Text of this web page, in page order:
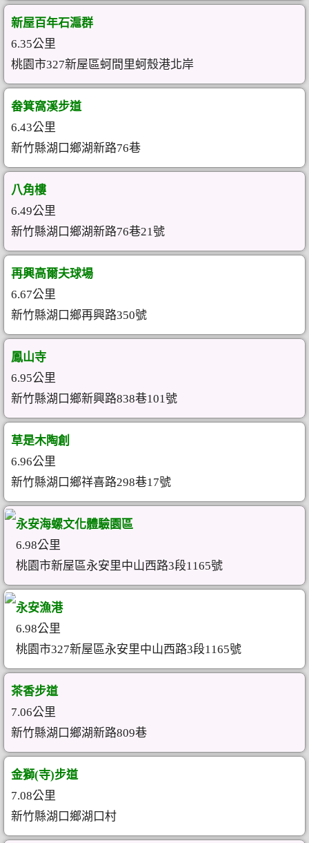
新屋百年石滬群
6.35公里
桃園市327新屋區蚵間里蚵殼港北岸
畚箕窩溪步道
6.43公里
新竹縣湖口鄉湖新路76巷
八角樓
6.49公里
新竹縣湖口鄉湖新路76巷21號
再興高爾夫球場
6.67公里
新竹縣湖口鄉再興路350號
鳳山寺
6.95公里
新竹縣湖口鄉新興路838巷101號
草是木陶創
6.96公里
新竹縣湖口鄉祥喜路298巷17號
永安海螺文化體驗園區
6.98公里
桃園市新屋區永安里中山西路3段1165號
永安漁港
6.98公里
桃園市327新屋區永安里中山西路3段1165號
茶香步道
7.06公里
新竹縣湖口鄉湖新路809巷
金獅(寺)步道
7.08公里
新竹縣湖口鄉湖口村